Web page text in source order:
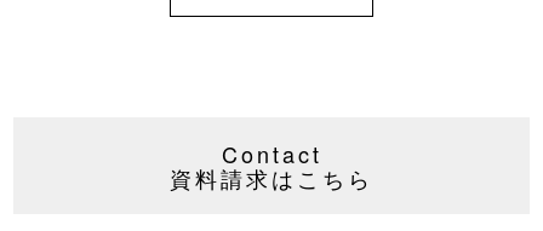
Contact
資料請求はこちら